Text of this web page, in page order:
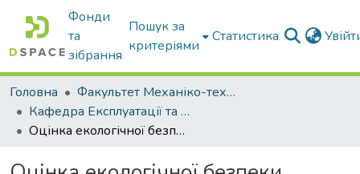
Фонди
та
зібрання
Пошук за
критеріями
Статистика
Головна
Факультет Механіко-технологічний
Кафедра Експлуатації та технічного сервісу машин
Оцінка екологічної безпеки роботи машино тракторного агрегату